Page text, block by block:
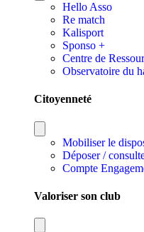
Hello Asso
Re match
Kalisport
Sponso +
Centre de
Observatoire du
Citoyenneté
Mobiliser le
Déposer /
Compte
Valoriser son club